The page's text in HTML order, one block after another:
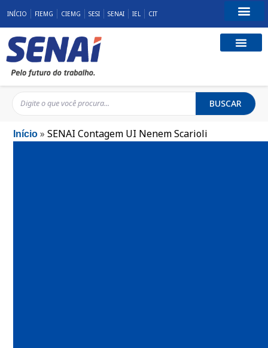
INÍCIO FIEMG CIEMG SESI SENAI IEL CIT
BUSCAR
Início »SENAI Contagem UI Nenem Scarioli